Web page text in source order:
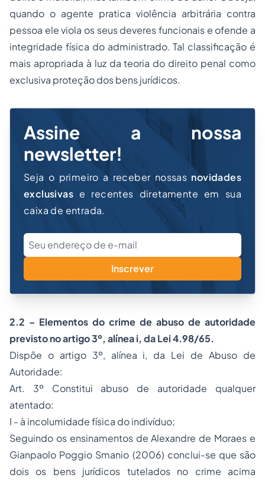
quando o agente pratica violência arbitrária contra
pessoa ele viola os seus deveres funcionais e ofende a
integridade física do administrado. Tal classificação é
mais apropriada à luz dateoria do direito penal como
exclusiva proteção dos bens jurídicos.
Assine a nossa
newsletter!
Seja o primeiro a receber nossas novidades
exclusivas e recentes diretamente em sua
caixa de entrada.
Inscrever
2.2 – Elementos do crime de abuso de autoridade
previsto no artigo 3º, alínea i, da Lei 4.98/65.
Dispõe o artigo 3º, alínea i, da Lei de Abuso de
Autoridade:
Art. 3º Constitui abuso de autoridade qualquer
atentado:
I - à incolumidade física do indivíduo;
Seguindo os ensinamentos de Alexandre de Moraes e
Gianpaolo Poggio Smanio (2006) conclui-se que são
dois os bens jurídicos tutelados no crime acima